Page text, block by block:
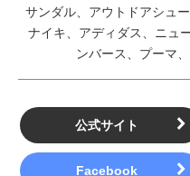
サンダル、アウトドアシュ
ナイキ、アディダス、ニュ
ンバース、プーマ
公式サイト